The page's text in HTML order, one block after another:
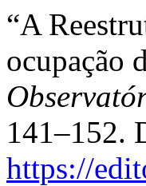
“A
ocupação
141–152.
https://